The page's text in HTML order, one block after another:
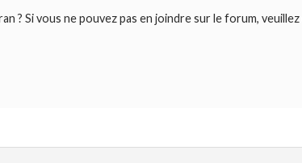
? Si vous ne pouvez pas en joindre sur le forum,